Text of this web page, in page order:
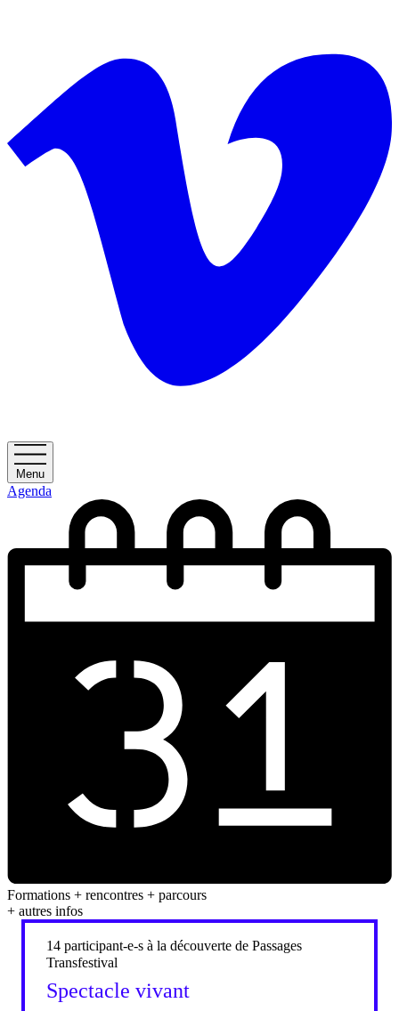
Menu
Agenda
Formations + rencontres + parcours
+ autres infos
14 participant-e-s à la découverte de Passages
Transfestival
Spectacle vivant